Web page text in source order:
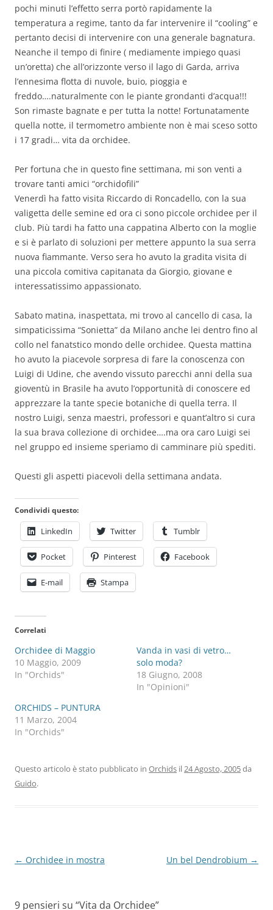
pochi minuti l’effetto serra portò rapidamente la
temperatura a regime, tanto da far intervenire il “cooling” e
pertanto decisi di intervenire con una generale bagnatura.
Neanche il tempo di finire ( mediamente impiego quasi
un’oretta) che all’orizzonte verso il lago di Garda, arriva
l’ennesima flotta di nuvole, buio, pioggia e
freddo….naturalmente con le piante grondanti d’acqua!!!
Son rimaste bagnate e per tutta la notte! Fortunatamente
quella notte, il termometro ambiente non è mai sceso sotto
i 17 gradi… vita da orchidee.
Per fortuna che in questo fine settimana, mi son venti a
trovare tanti amici “orchidofili”
Venerdì ha fatto visita Riccardo di Roncadello, con la sua
valigetta delle semine ed ora ci sono piccole orchidee per il
club. Più tardi ha fatto una cappatina Alberto con la moglie
e si è parlato di soluzioni per mettere appunto la sua serra
nuova fiammante. Verso sera ho avuto la gradita visita di
una piccola comitiva capitanata da Giorgio, giovane e
interessatissimo appassionato.
Sabato matina, inaspettata, mi trovo al cancello di casa, la
simpaticissima “Sonietta” da Milano anche lei dentro fino al
collo nel fanatstico mondo delle orchidee. Questa mattina
ho avuto la piacevole sorpresa di fare la conoscenza con
Luigi di Udine, che avendo vissuto parecchi anni della sua
gioventù in Brasile ha avuto l’opportunità di conoscere ed
apprezzare la tante specie botaniche di quella terra. Il
nostro Luigi, senza maestri, professori e quant’altro si cura
la sua brava collezione di orchidee….ma ora caro Luigi sei
nel gruppo ed insieme speriamo di camminare più spediti.
Questi gli aspetti piacevoli della settimana andata.
Condividi questo:
LinkedIn Twitter Tumblr
Pocket Pinterest Facebook
E-mail Stampa
Correlati
Orchidee di Maggio
10 Maggio, 2009
In "Orchids"
Vanda in vasi di vetro…
solo moda?
18 Giugno, 2008
In "Opinioni"
ORCHIDS – PUNTURA
11 Marzo, 2004
In "Orchids"
Questo articolo è stato pubblicato in Orchids il 24 Agosto, 2005da
Guido.
Navigazione
← Orchidee in mostra Un bel Dendrobium →
9 pensieri su “Vita da Orchidee”